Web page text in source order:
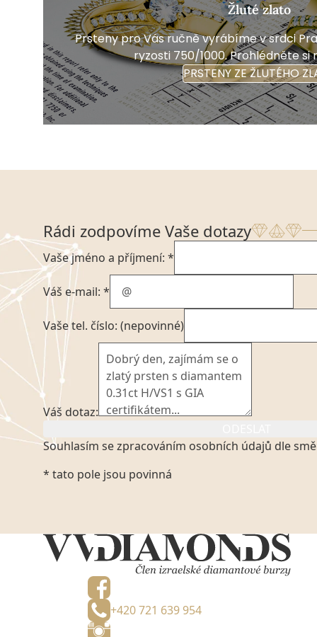
Žluté zlato
Prsteny pro Vás ručně vyrábíme v srdci
ryzosti 750/1000. Prohlédněte si
PRSTENY ZE ŽLUTÉHO
Rádi zodpovíme Vaše dotazy
Vaše jméno a příjmení: *
Váš e-mail: *
Vaše tel. číslo: (nepovinné)
Váš dotaz:
Souhlasím se zpracováním osobních údajů dle
Kliknutím na výše uvedený odkaz, v souladu se
platném znění výslovně souhlasím se zpracováním
VVDiamonds s.r.o., IČO: 05892481, jako správci
zmocněnému zástupci, výhradně za účelem
na tři roky od jejich zaslání.
* tato pole jsou povinná
+420 721 639 954